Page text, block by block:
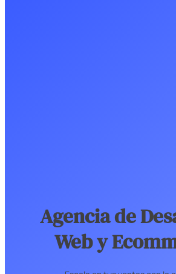
Agencia de
Web y